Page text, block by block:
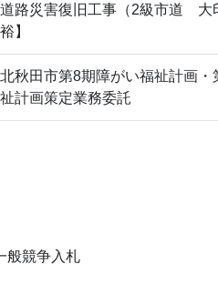
道路災害復旧工事（2級市道 大
裕】
北秋田市第8期障がい福祉計画・
祉計画策定業務委託
競争入札